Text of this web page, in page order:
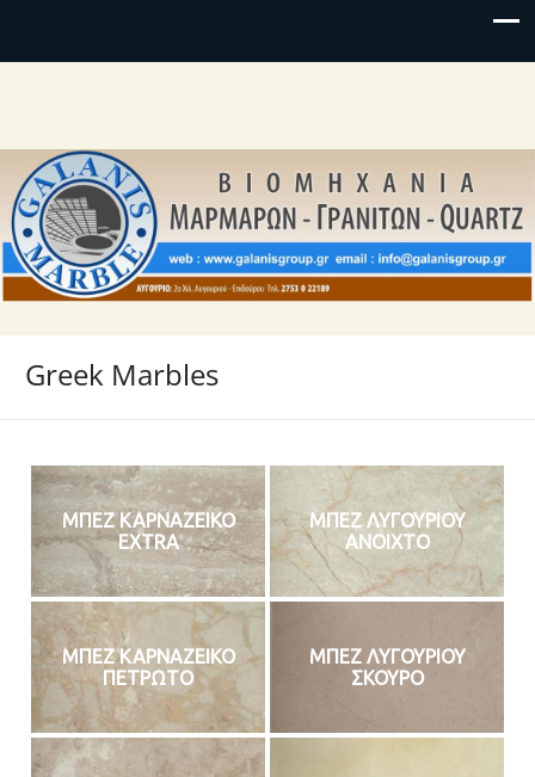
Greek Marbles
ΜΠΕΖ ΚΑΡΝΑΖΕΙΚΟ
EXTRA
ΜΠΕΖ ΛΥΓΟΥΡΙΟΥ
ΑΝΟΙΧΤΟ
ΜΠΕΖ ΚΑΡΝΑΖΕΙΚΟ
ΠΕΤΡΩΤΟ
ΜΠΕΖ ΛΥΓΟΥΡΙΟΥ
ΣΚΟΥΡΟ